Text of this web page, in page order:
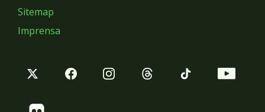
Sitemap
Imprensa